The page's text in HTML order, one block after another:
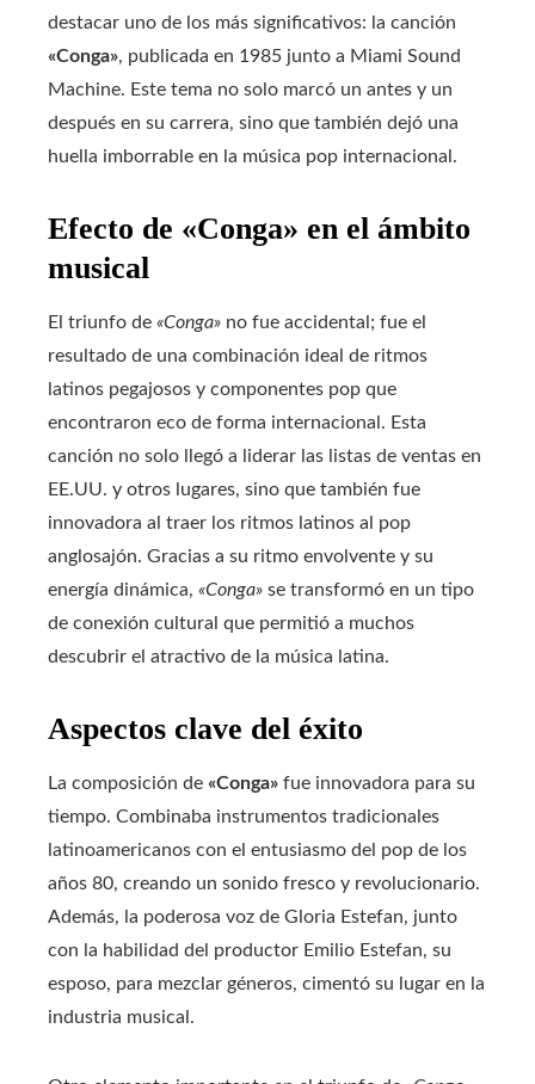
destacar uno de los más significativos: la canción
«Conga», publicada en 1985 junto a Miami Sound
Machine. Este tema no solo marcó un antes y un
después en su carrera, sino que también dejó una
huella imborrable en la música pop internacional.
Efecto de «Conga» en el ámbito
musical
El triunfo de «Conga» no fue accidental; fue el
resultado de una combinación ideal de ritmos
latinos pegajosos y componentes pop que
encontraron eco de forma internacional. Esta
canción no solo llegó a liderar las listas de ventas en
EE.UU. y otros lugares, sino que también fue
innovadora al traer los ritmos latinos al pop
anglosajón. Gracias a su ritmo envolvente y su
energía dinámica, «Conga» se transformó en un tipo
de conexión cultural que permitió a muchos
descubrir el atractivo de la música latina.
Aspectos clave del éxito
La composición de «Conga» fue innovadora para su
tiempo. Combinaba instrumentos tradicionales
latinoamericanos con el entusiasmo del pop de los
años 80, creando un sonido fresco y revolucionario.
Además, la poderosa voz de Gloria Estefan, junto
con la habilidad del productor Emilio Estefan, su
esposo, para mezclar géneros, cimentó su lugar en la
industria musical.